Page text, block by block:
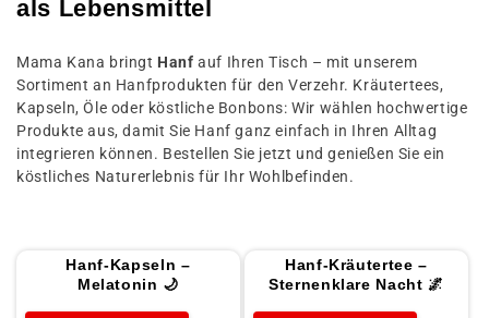
K
l
l
e
k
t
als Lebensmittel
Mama Kana bringt Hanf auf Ihren Tisch – mit unserem
Sortiment an Hanfprodukten für den Verzehr. Kräutertees,
Kapseln, Öle oder köstliche Bonbons: Wir wählen hochwertige
Produkte aus, damit Sie Hanf ganz einfach in Ihren Alltag
integrieren können. Bestellen Sie jetzt und genießen Sie ein
köstliches Naturerlebnis für Ihr Wohlbefinden.
Hanf-Kapseln –
Melatonin 🌙
Hanf-Kräutertee –
Sternenklare Nacht 🌌